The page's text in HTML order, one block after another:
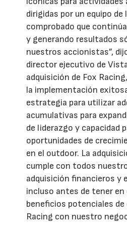
dirigidas por un equipo de
comprobado que
y generando resultados
nuestros accionistas”,
director ejecutivo de
adquisición de Fox
la implementación
estrategia para utilizar
acumulativas para
de liderazgo y capacidad
oportunidades de
en el outdoor. La
cumple con todos
adquisición financieros y
incluso antes de tener
beneficios potenciales de
Racing con nuestro